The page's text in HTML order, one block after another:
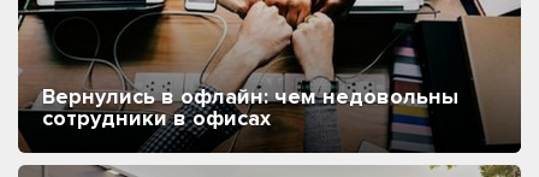
Вернулись в офлайн: чем недовольны
сотрудники в офисах